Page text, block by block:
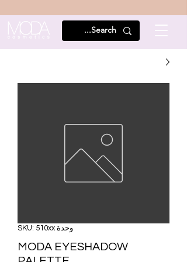
وحدة SKU: 510xx
MODA EYESHADOW